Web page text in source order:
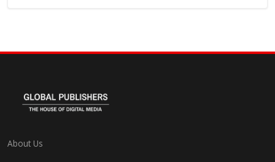
About Us